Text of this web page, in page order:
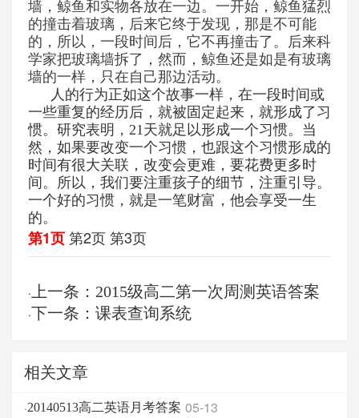
墙，鲸鱼和实物各放在一边。一开始，鲸鱼猛烈
的撞击着玻璃，后来它终于发现，那是不可能
的，所以，一段时间后，它不再撞击了。后来科
学家把玻璃墙拆了，然而，鲸鱼还是如是有玻璃
墙的一样，只在自己那边活动。
人的行为正如这个故事一样，在一段时间或
一些重复的经历后，就被固定起来，就形成了习
惯。研究表明， 21天就足以形成一个习惯。当
然，如果要改变一个习惯，也跟这个习惯形成的
时间有很大关联，改变会更难，要花费更多时
间。所以，我们要注重孩子的细节，注重引导。
一个好的习惯，就是一笔财富，他会享受一生
的。
第1页第2页第3页
· 上一条：2015级高二第一次周测英语答案
·下一条：课表查询系统
相关文章
·20140513高二英语月考答案 05-13